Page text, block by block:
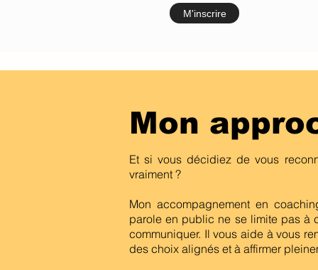
M'inscrire
Mon
Et si vous décidiez de vous
vraiment ?
Mon accompagnement en
parole en public ne se limite pas à
communiquer. Il vous aide à vous
des choix alignés et à affirmer